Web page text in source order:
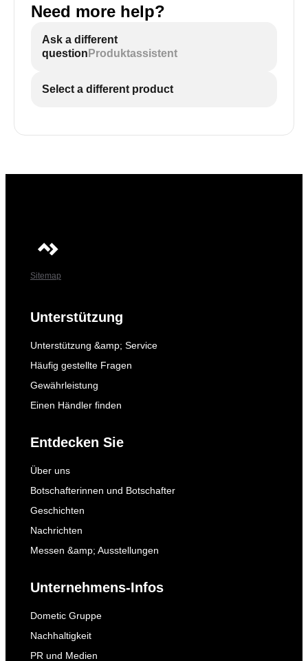
Need more help?
Ask a different
question Produktassistent
Select a different product
Sitemap
Unterstützung
Unterstützung &amp; Service
Häufig gestellte Fragen
Gewährleistung
Einen Händler finden
Entdecken Sie
Über uns
Botschafterinnen und Botschafter
Geschichten
Nachrichten
Messen &amp; Ausstellungen
Unternehmens-Infos
Dometic Gruppe
Nachhaltigkeit
PR und Medien